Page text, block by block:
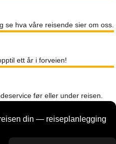
se hva våre reisende sier om oss.
ett år i forveien!
før eller under reisen.
din — reiseplanlegging